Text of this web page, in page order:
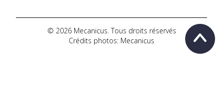
YOUTUBE
POLITIQUE DE CONFIDENTIALITÉ
© 2026 Mecanicus. Tous droits réservés
Crédits photos: Mecanicus